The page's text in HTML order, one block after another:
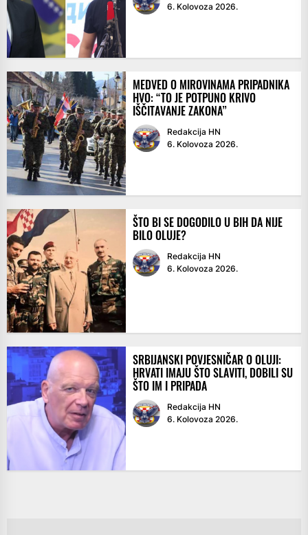
6. Kolovoza 2026.
MEDVED O MIROVINAMA PRIPADNIKA
HVO: “TO JE POTPUNO KRIVO
IŠČITAVANJE ZAKONA”
Redakcija HN
6. Kolovoza 2026.
ŠTO BI SE DOGODILO U BIH DA NIJE
BILO OLUJE?
Redakcija HN
6. Kolovoza 2026.
SRBIJANSKI POVJESNIČAR O OLUJI:
HRVATI IMAJU ŠTO SLAVITI, DOBILI SU
ŠTO IM I PRIPADA
Redakcija HN
6. Kolovoza 2026.